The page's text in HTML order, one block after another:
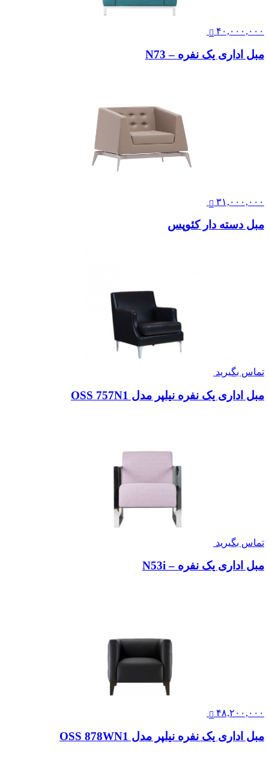
۴۰,۰۰۰,۰۰۰
مبل اداری یک نفره – N73
۳۱,۰۰۰,۰۰۰
مبل دسته دار کئوپس
تماس بگیرید
مبل اداری یک نفره نیلپر مدل OSS 757N1
تماس بگیرید
مبل اداری یک نفره – N53i
۴۸,۲۰۰,۰۰۰
مبل اداری یک نفره نیلپر مدل OSS 878WN1